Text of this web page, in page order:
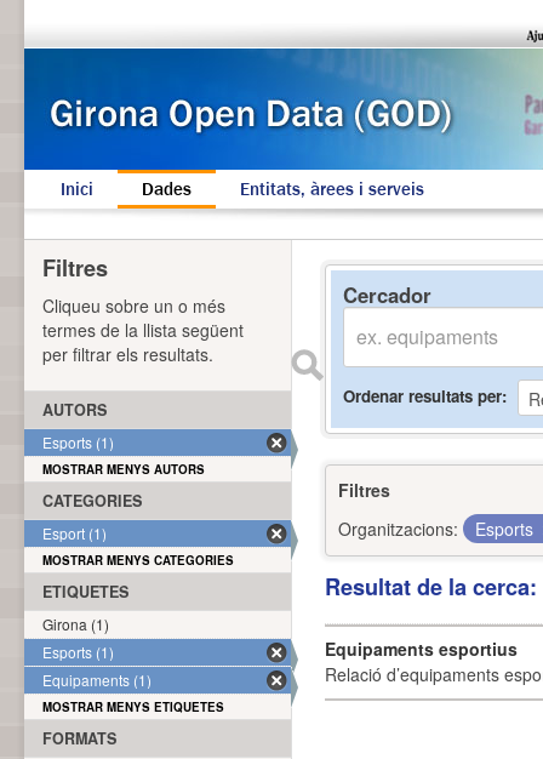
Inici Dades Entitats, àrees i serveis
Cercador
Ordenar resultats per
Filtres
Organitzacions:
Esports
Resultat de la
Equipaments esportius
Relació d’equipaments
Filtres
Cliqueu sobre un o més
termes de la llista següent
per filtrar els resultats.
AUTORS
Esports (1)
MOSTRAR MENYS AUTORS
CATEGORIES
Esport (1)
MOSTRAR MENYS CATEGORIES
ETIQUETES
Girona (1)
Esports (1)
Equipaments (1)
MOSTRAR MENYS ETIQUETES
FORMATS